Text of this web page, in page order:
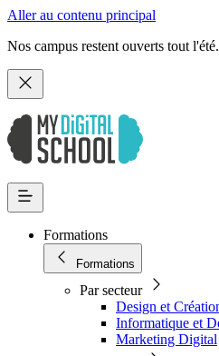
Aller au contenu principal
Nos campus restent ouverts tout l'été.
Formations
Formations
Par secteur
Design et
Informatique et
Marketing Digital